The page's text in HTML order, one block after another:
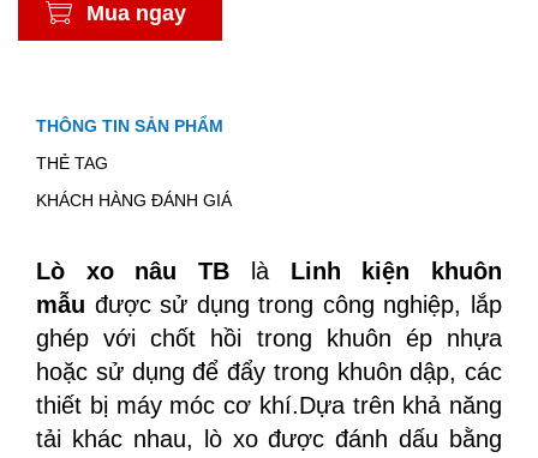
Mua ngay
THÔNG TIN SẢN PHẨM
THẺ TAG
KHÁCH HÀNG ĐÁNH GIÁ
Lò xo nâu TB là Linh kiện khuôn
mẫu được sử dụng trong công nghiệp, lắp
ghép với chốt hồi trong khuôn ép nhựa
hoặc sử dụng để đẩy trong khuôn dập, các
thiết bị máy móc cơ khí.Dựa trên khả năng
tải khác nhau, lò xo được đánh dấu bằng